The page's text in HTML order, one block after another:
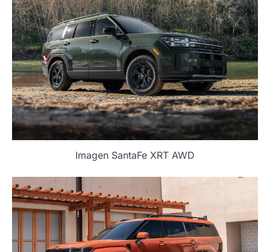
Imagen SantaFe XRT AWD